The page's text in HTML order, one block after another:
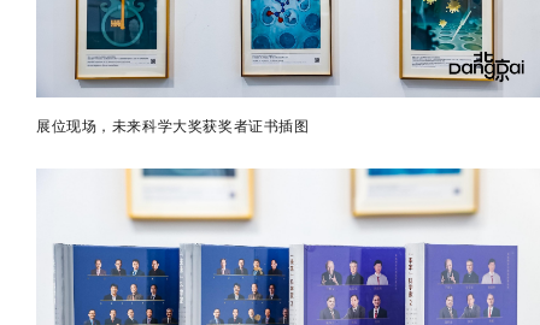
展位现场，未来科学大奖获奖者证书插图